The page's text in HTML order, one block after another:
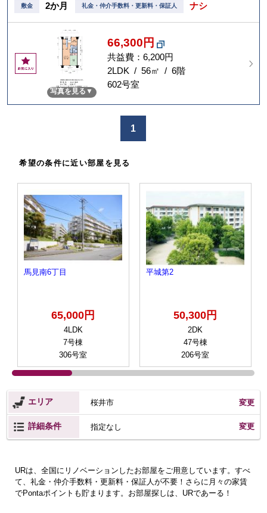
敷金 2か月 礼金・仲介手数料・更新料・保証人 ナシ
お
気
り
写真を見る
66,300円
共益費：6,200円
2LDK / 56㎡ / 6階
602号室
1
希望の条件に近い部屋を見る
馬見南6丁目
65,000円
4LDK
7号棟
306号室
平城第2
50,300円
2DK
47号棟
206号室
エリア 桜井市 変更
詳細条件 指定なし 変更
URは、全国にリノベーションしたお部屋をご用意しています。すべ
て、礼金・仲介手数料・更新料・保証人が不要！さらに月々の家賃
でPontaポイントも貯まります。お部屋探しは、URであーる！